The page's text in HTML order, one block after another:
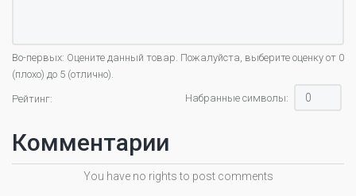
Во-первых: Оцените данный товар. Пожалуйста, выберите оценку от 0
(плохо) до 5 (отлично).
Рейтинг: Набранные символы:
Комментарии
You have no rights to post comments